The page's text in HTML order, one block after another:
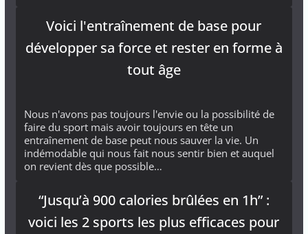
Voici l'entraînement de base pour
développer sa force et rester en forme à
tout âge
Nous n'avons pas toujours l'envie ou la possibilité de
faire du sport mais avoir toujours en tête un
entraînement de base peut nous sauver la vie. Un
indémodable qui nous fait nous sentir bien et auquel
on revient dès que possible…
“Jusqu’à 900 calories brûlées en 1h” :
voici les 2 sports les plus efficaces pour